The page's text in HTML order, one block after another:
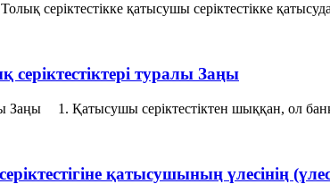
серiктестiкке қатысушы серiктестiкке
туралы Заңы
Заңы 1. Қатысушы серiктестiктен шыққан, ол
қатысушының үлесінің